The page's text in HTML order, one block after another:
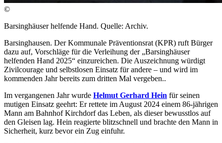
©
Barsinghäuser helfende Hand. Quelle: Archiv.
Barsinghausen. Der Kommunale Präventionsrat (KPR) ruft Bürger
dazu auf, Vorschläge für die Verleihung der „Barsinghäuser
helfenden Hand 2025“ einzureichen. Die Auszeichnung würdigt
Zivilcourage und selbstlosen Einsatz für andere – und wird im
kommenden Jahr bereits zum dritten Mal vergeben..
Im vergangenen Jahr wurde Helmut Gerhard Hein für seinen
mutigen Einsatz geehrt: Er rettete im August 2024 einem 86-jährigen
Mann am Bahnhof Kirchdorf das Leben, als dieser bewusstlos auf
den Gleisen lag. Hein reagierte blitzschnell und brachte den Mann in
Sicherheit, kurz bevor ein Zug einfuhr.